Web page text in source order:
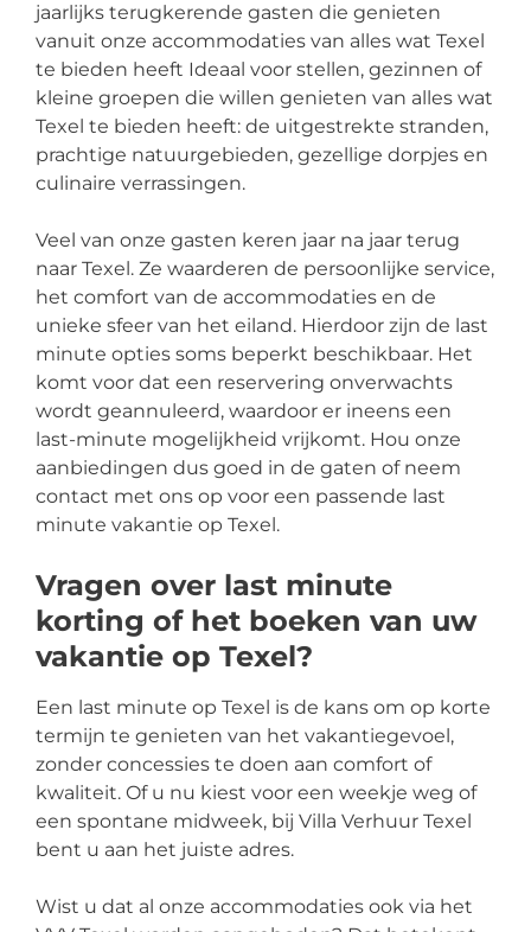
jaarlijks terugkerende gasten die genieten
vanuit onze accommodaties van alles wat Texel
te bieden heeft Ideaal voor stellen, gezinnen of
kleine groepen die willen genieten van alles wat
Texel te bieden heeft: de uitgestrekte stranden,
prachtige natuurgebieden, gezellige dorpjes en
culinaire verrassingen.
Veel van onze gasten keren jaar na jaar terug
naar Texel. Ze waarderen de persoonlijke service,
het comfort van de accommodaties en de
unieke sfeer van het eiland. Hierdoor zijn de last
minute opties soms beperkt beschikbaar. Het
komt voor dat een reservering onverwachts
wordt geannuleerd, waardoor er ineens een
last-minute mogelijkheid vrijkomt. Hou onze
aanbiedingen dus goed in de gaten of neem
contact met ons op voor een passende last
minute vakantie op Texel.
Vragen over last minute
korting of het boeken van uw
vakantie op Texel?
Een last minute op Texel is de kans om op korte
termijn te genieten van het vakantiegevoel,
zonder concessies te doen aan comfort of
kwaliteit. Of u nu kiest voor een weekje weg of
een spontane midweek, bij Villa Verhuur Texel
bent u aan het juiste adres.
Wist u dat al onze accommodaties ook via het